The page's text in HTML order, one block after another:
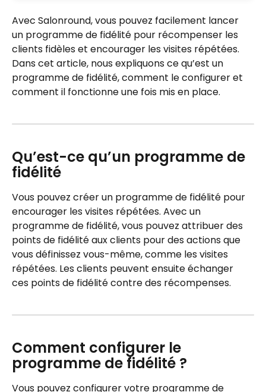
Avec Salonround, vous pouvez facilement lancer
un programme de fidélité pour récompenser les
clients fidèles et encourager les visites répétées.
Dans cet article, nous expliquons ce qu’est un
programme de fidélité, comment le configurer et
comment il fonctionne une fois mis en place.
Qu’est-ce qu’un programme de
fidélité
Vous pouvez créer un programme de fidélité pour
encourager les visites répétées. Avec un
programme de fidélité, vous pouvez attribuer des
points de fidélité aux clients pour des actions que
vous définissez vous-même, comme les visites
répétées. Les clients peuvent ensuite échanger
ces points de fidélité contre des récompenses.
Comment configurer le
programme de fidélité ?
Vous pouvez configurer votre programme de